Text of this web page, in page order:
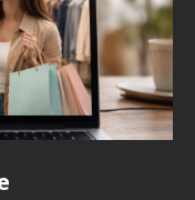
bo…
będzie